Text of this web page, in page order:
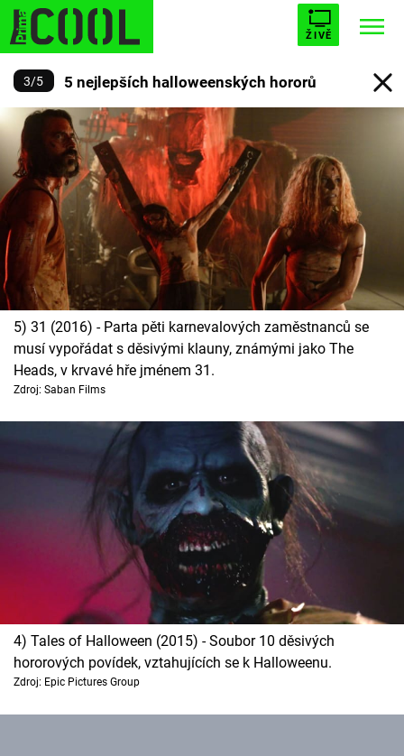
ŽIVĚ
Trendy: STARHOUSE BUFFY, PŘEMOŽITELKA UPÍRŮ
ESCAPE PLNEJ KOTEL AVENGERS 5
Témata
Filmy
Seriály
Hry
Cool Esport
TV Program
Sledujte prima+
Přihlášení
Sledujte nás
3/5 5 nejlepších halloweenských hororů
5) 31 (2016) - Parta pěti karnevalových zaměstnanců se
musí vypořádat s děsivými klauny, známými jako The
Heads, v krvavé hře jménem 31.
Zdroj: Saban Films
4) Tales of Halloween (2015) - Soubor 10 děsivých
hororových povídek, vztahujících se k Halloweenu.
Zdroj: Epic Pictures Group